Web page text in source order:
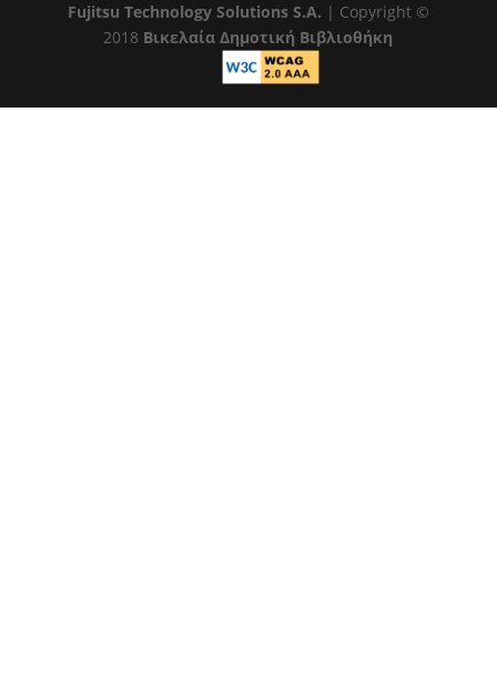
Fujitsu Technology Solutions S.A. | Copyright ©
2018 Βικελαία Δημοτική Βιβλιοθήκη